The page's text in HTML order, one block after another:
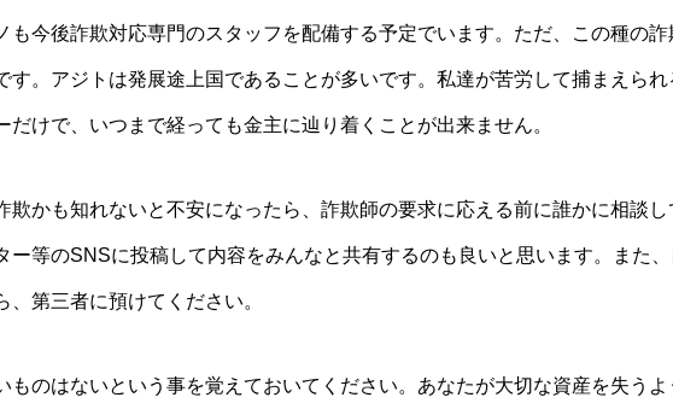
も今後詐欺対応専門のスタッフを配備する予定でいます。ただ、この種の
す。アジトは発展途上国であることが多いです。私達が苦労して捕まえら
だけで、いつまで経っても金主に辿り着くことが出来ません。
欺かも知れないと不安になったら、詐欺師の要求に応える前に誰かに相談
ー等のSNSに投稿して内容をみんなと共有するのも良いと思います。また
、第三者に預けてください。
ものはないという事を覚えておいてください。あなたが大切な資産を失う